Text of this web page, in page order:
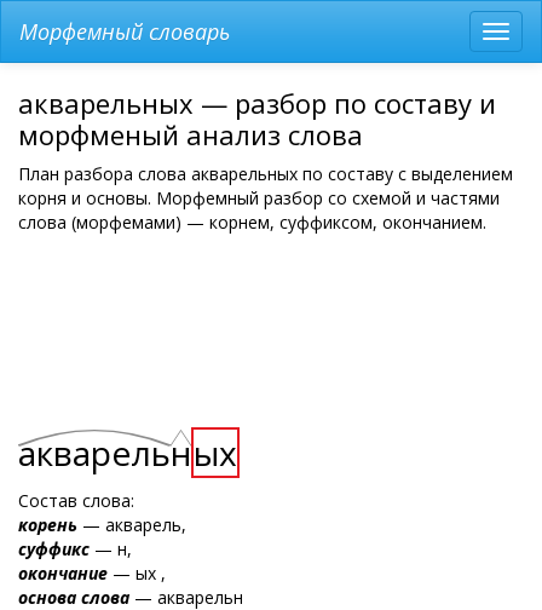
меню
Морфемный словарь
акварельных — разбор по составу и
морфменый анализ слова
План разбора слова акварельных по составу с выделением
корня и основы. Морфемный разбор со схемой и частями
слова (морфемами) — корнем, суффиксом, окончанием.
акварельных
Состав слова:
корень — акварель,
суффикс — н,
окончание — ых ,
основа слова — акварельн